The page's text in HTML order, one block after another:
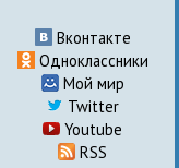
Вконтакте
Одноклассники
Мой мир
Twitter
Youtube
RSS